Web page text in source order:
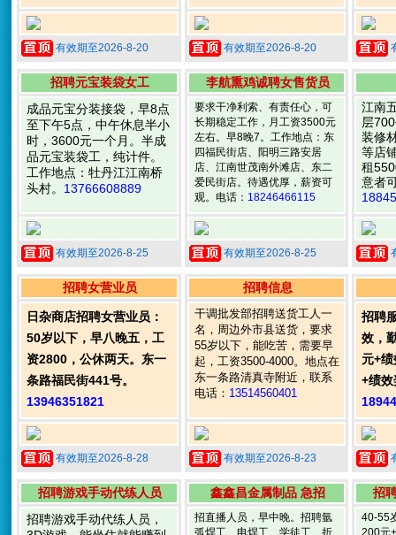
有效期至2026-8-20 有效期至2026-8-20
招聘元宝装袋女工
成品元宝分装接袋，早8点
至下午5点，中午休息半小
时，3600元一个月。半成
品元宝装袋工，纯计件。
工作地点：牡丹江江南桥
头村。 13766608889
有效期至2026-8-25
李航熏鸡诚聘女售货员
要求干净利索、有责任心，可
长期稳定工作，月工资3500元
左右。早8晚7。工作地点：东
四福民街店、阳明三路安居
店、江南世茂南外滩店、东二
爱民街店。待遇优厚，薪资可
观。电话： 18246466115
有效期至2026-8-25
江南
层
装修
等店
租
意者
招聘女营业员
日杂商店招聘女营业员：
50岁以下，早八晚五，工
资2800，公休两天。东一
条路福民街441号。
13946351821
有效期至2026-8-28
招聘信息
干调批发部招聘送货工人一
名，周边外市县送货，要求
55岁以下，能吃苦，需要早
起，工资3500-4000。地点在
东一条路清真寺附近，联系
电话： 13514560401
有效期至2026-8-23
招聘
效，
元+
+绩
招聘游戏手动代练人员
招聘游戏手动代练人员，
鑫鑫昌金属制品 急招
招直播人员，早中晚。招聘氩
弧焊工、电焊工、学徒工、折
招
40-55
200元